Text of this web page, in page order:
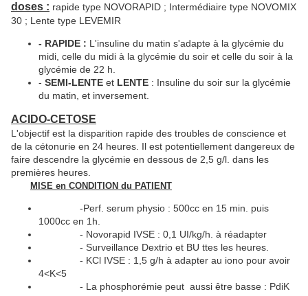
doses : rapide type NOVORAPID ; Intermédiaire type NOVOMIX
30 ; Lente type LEVEMIR
- RAPIDE : L'insuline du matin s'adapte à la glycémie du
midi, celle du midi à la glycémie du soir et celle du soir à la
glycémie de 22 h.
- SEMI-LENTE et LENTE : Insuline du soir sur la glycémie
du matin, et inversement.
ACIDO-CETOSE
L'objectif est la disparition rapide des troubles de conscience et
de la cétonurie en 24 heures. Il est potentiellement dangereux de
faire descendre la glycémie en dessous de 2,5 g/l. dans les
premières heures.
MISE en CONDITION du PATIENT
-Perf. serum physio : 500cc en 15 min. puis
1000cc en 1h.
- Novorapid IVSE : 0,1 UI/kg/h. à réadapter
- Surveillance Dextrio et BU ttes les heures.
- KCl IVSE : 1,5 g/h à adapter au iono pour avoir
4<K<5
- La phosphorémie peut aussi être basse : PdiK